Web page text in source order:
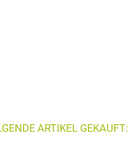
ARTIKEL GEKAUFT: